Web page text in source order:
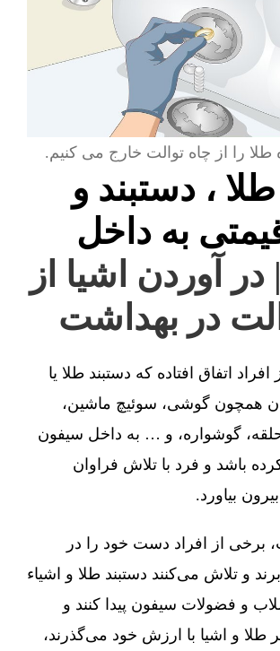
را از چاه توالت خارج می کنیم.
طلا ، دستبند و
به داخل
| در آوردن اشیا از
در بهداشت
اتفاق افتاده که دستبند طلا یا
همچون گوشی، سوئیچ ماشین،
حلقه، گوشواره، و … به داخل سیفون
باشد و فرد با تلاش فراوان
بیاورد.
برخی از افراد دست خود را در
و تلاش می‌کنند دستبند طلا و اشیاء
و فضولات سیفون پیدا کنند و
طلا و اشیا با ارزش خود می‌گذرند،